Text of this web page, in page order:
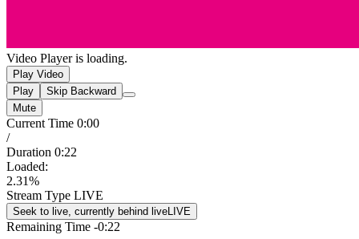
Video Player is loading.
Play Video
Play
Skip Backward
Mute
Current Time 0:00
/
Duration 0:22
Loaded:
2.31%
Stream Type LIVE
Seek to live, currently behind live LIVE
Remaining Time -0:22
d’avoine à
la banane
Chiquita
30 min